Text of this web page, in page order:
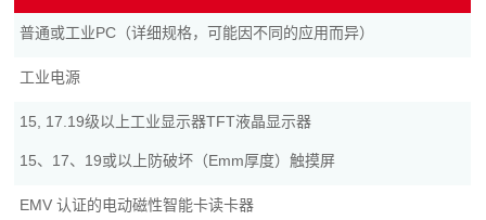
普通或工业PC（详细规格，可能因不同的应用而异）
工业电源
15, 17.19级以上工业显示器TFT液晶显示器
15、17、19或以上防破坏（Emm厚度）触摸屏
EMV 认证的电动磁性智能卡读卡器